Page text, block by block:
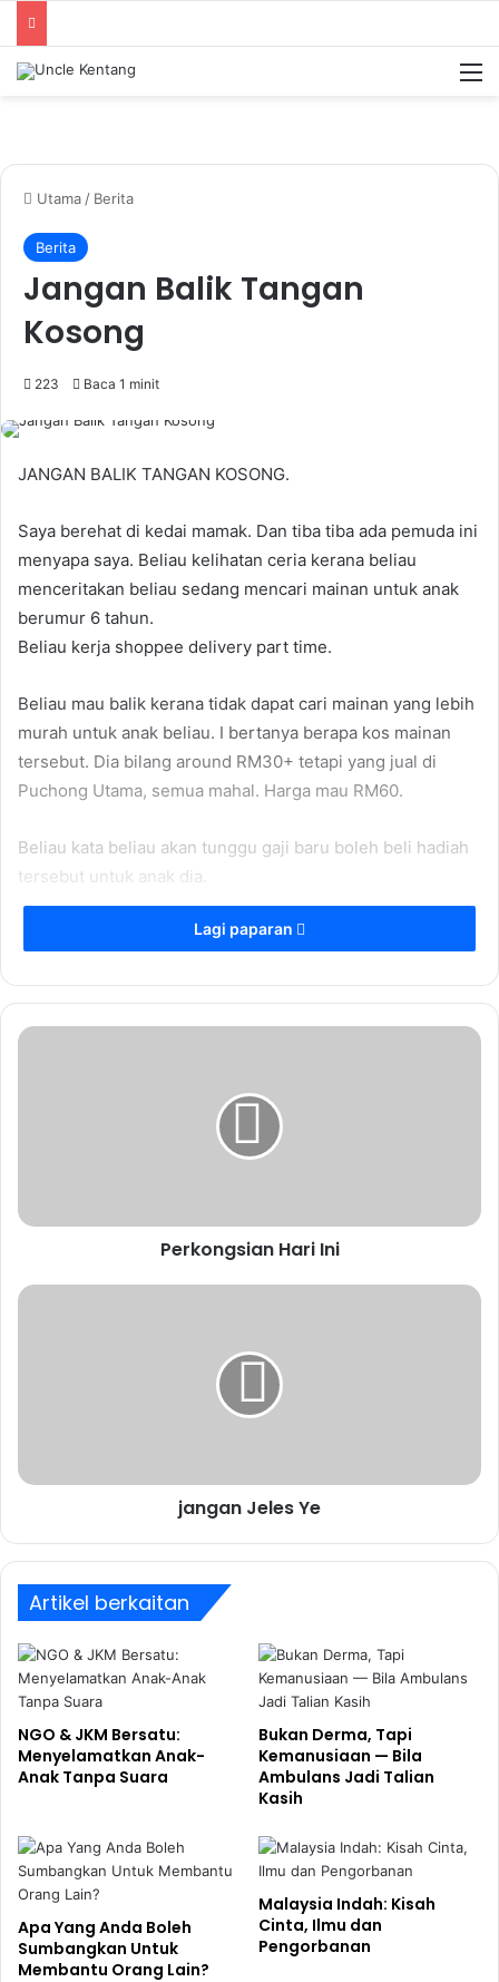
Utama / Berita
Berita
Jangan Balik Tangan
Kosong
223 Baca 1 minit
JANGAN BALIK TANGAN KOSONG.
Saya berehat di kedai mamak. Dan tiba tiba ada pemuda ini
menyapa saya. Beliau kelihatan ceria kerana beliau
menceritakan beliau sedang mencari mainan untuk anak
berumur 6 tahun.
Beliau kerja shoppee delivery part time.
Beliau mau balik kerana tidak dapat cari mainan yang lebih
murah untuk anak beliau. I bertanya berapa kos mainan
tersebut. Dia bilang around RM30+ tetapi yang jual di
Puchong Utama, semua mahal. Harga mau RM60.
Beliau kata beliau akan tunggu gaji baru boleh beli hadiah
tersebut untuk anak dia.
Saya lalu tanya dia. Anak suka ke? Ye anak memang suka.
Beliau ambil duit tersebut lalu pergi beli hadiah. Saya
kecewa, ia bermaksud anak saya kecewa. So, kita sama
sama mengembirakan anak kamu.
Aku orang biasa dan orang biasa boleh mengerti
kekecewaan ayah tak dapat membeli hadiah untuk anak.
ketika mu mencari hadiah untuk anak mu.
uncle kentang
Lagi paparan
Perkongsian Hari Ini
jangan Jeles Ye
Artikel berkaitan
NGO & JKM Bersatu:
Menyelamatkan Anak-
Anak Tanpa Suara
Bukan Derma, Tapi
Kemanusiaan — Bila
Ambulans Jadi Talian
Kasih
Apa Yang Anda Boleh
Sumbangkan Untuk
Membantu Orang Lain?
Malaysia Indah: Kisah
Cinta, Ilmu dan
Pengorbanan